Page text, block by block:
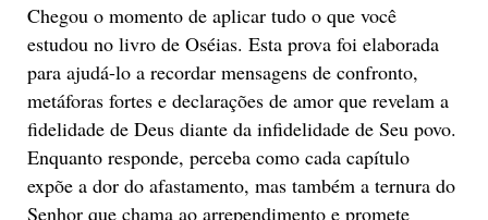
Chegou o momento de aplicar tudo o que você
estudou no livro de Oséias. Esta prova foi elaborada
para ajudá-lo a recordar mensagens de confronto,
metáforas fortes e declarações de amor que revelam a
fidelidade de Deus diante da infidelidade de Seu povo.
Enquanto responde, perceba como cada capítulo
expõe a dor do afastamento, mas também a ternura do
Senhor que chama ao arrependimento e promete